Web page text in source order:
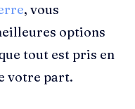
, vous
options
tout est pris en
votre part.